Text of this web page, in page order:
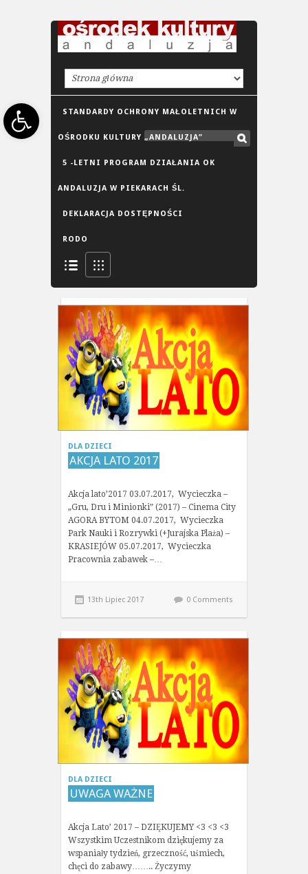
Open toolbarSTANDARDY OCHRONY MAŁOLETNICH W
OŚRODKU KULTURY „ANDALUZJA”
5 -LETNI PROGRAM DZIAŁANIA OK
ANDALUZJA W PIEKARACH ŚL.
DEKLARACJA DOSTĘPNOŚCI
RODO
DLA DZIECI
AKCJA LATO 2017
Akcja lato’2017 03.07.2017, Wycieczka –
„Gru, Dru i Minionki” (2017) – Cinema City
AGORA BYTOM 04.07.2017, Wycieczka
Park Nauki i Rozrywki (+Jurajska Plaża) –
KRASIEJÓW 05.07.2017, Wycieczka
Pracownia zabawek –…
13th Lipiec 2017 0 Comments
DLA DZIECI
UWAGA WAŻNE
Akcja Lato’ 2017 – DZIĘKUJEMY <3 <3 <3
Wszystkim Uczestnikom dziękujemy za
wspaniały tydzień, grzeczność, uśmiech,
chęci do zabawy…….. Życzymy